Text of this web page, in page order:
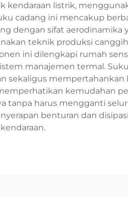
listrik,
cadang ini mencakup
dengan sifat aerodinamika
teknik produksi
ini dilengkapi rumah
manajemen termal.
sekaligus
kemudahan
tanpa harus mengganti
benturan dan